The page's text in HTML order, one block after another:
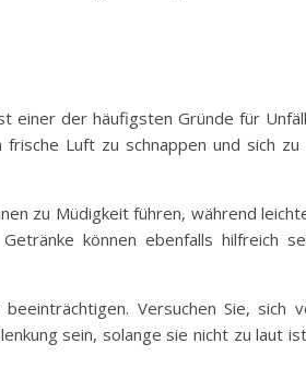
einer der häufigsten Gründe für
Luft zu schnappen und sich zu
zu Müdigkeit führen, während
können ebenfalls hilfreich
Versuchen Sie, sich
sein, solange sie nicht zu laut